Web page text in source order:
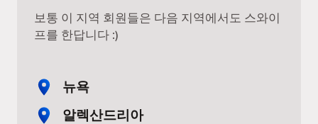
보통 이 지역 회원들은 다음 지역에서도 스와이
프를 한답니다 :)
뉴욕
알렉산드리아